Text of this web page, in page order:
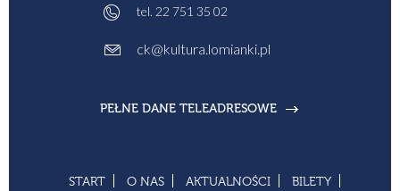
tel. 22 751 35 02
ck@kultura.lomianki.pl
PEŁNE DANE TELEADRESOWE
START O NAS AKTUALNOŚCI BILETY